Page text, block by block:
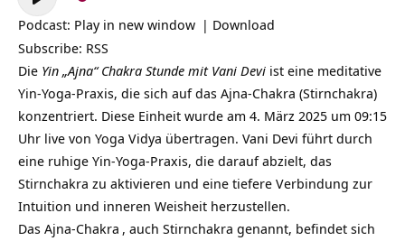
Player
Podcast: Play in new window | Download
Subscribe: RSS
Die Yin „Ajna“ Chakra Stunde mit Vani Devi ist eine meditative
Yin-Yoga-Praxis, die sich auf das Ajna-Chakra (Stirnchakra)
konzentriert. Diese Einheit wurde am 4. März 2025 um 09:15
Uhr live von Yoga Vidya übertragen. Vani Devi führt durch
eine ruhige Yin-Yoga-Praxis, die darauf abzielt, das
Stirnchakra zu aktivieren und eine tiefere Verbindung zur
Intuition und inneren Weisheit herzustellen.
Das Ajna-Chakra , auch Stirnchakra genannt, befindet sich